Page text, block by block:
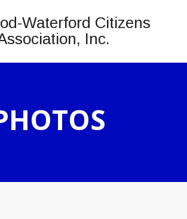
Waterford Citizens
Inc.